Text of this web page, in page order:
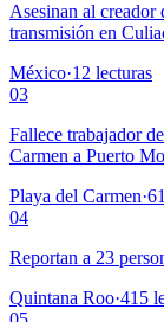
Asesinan al creador
transmisión en
México·12 lecturas
03
Fallece trabajador
Carmen a Puerto
Playa del Carmen·
04
Reportan a 23
Quintana Roo·415